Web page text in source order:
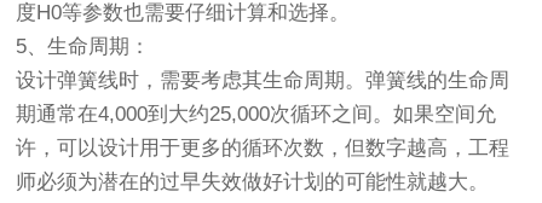
度H0等参数也需要仔细计算和选择。
5、生命周期：
设计弹簧线时，需要考虑其生命周期。弹簧线的生命周
期通常在4,000到大约25,000次循环之间。如果空间允
许，可以设计用于更多的循环次数，但数字越高，工程
师必须为潜在的过早失效做好计划的可能性就越大。